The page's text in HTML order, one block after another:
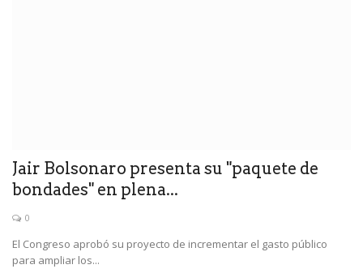
Jair Bolsonaro presenta su "paquete de
bondades" en plena...
0
El Congreso aprobó su proyecto de incrementar el gasto público
para ampliar los...